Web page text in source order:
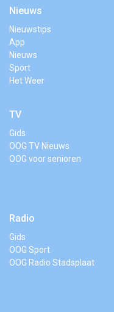
Nieuws
Nieuwstips
App
Nieuws
Sport
Het Weer
TV
Gids
OOG TV Nieuws
OOG voor senioren
Radio
Gids
OOG Sport
OOG Radio Stadsplaat